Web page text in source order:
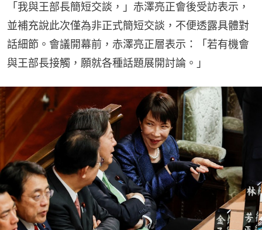
「我與王部長簡短交談，」赤澤亮正會後受訪表示，
並補充說此次僅為非正式簡短交談，不便透露具體對
話細節。會議開幕前，赤澤亮正層表示：「若有機會
與王部長接觸，願就各種話題展開討論。」